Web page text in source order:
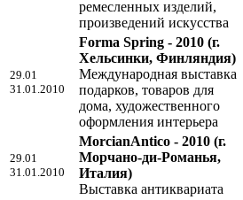
ремесленных изделий,
произведений искусства
29.01
31.01.2010
Forma Spring - 2010 (г.
Хельсинки, Финляндия)
Международная выставка
подарков, товаров для
дома, художественного
оформления интерьера
29.01
31.01.2010
MorcianAntico - 2010 (г.
Морчано-ди-Романья,
Италия)
Выставка антиквариата